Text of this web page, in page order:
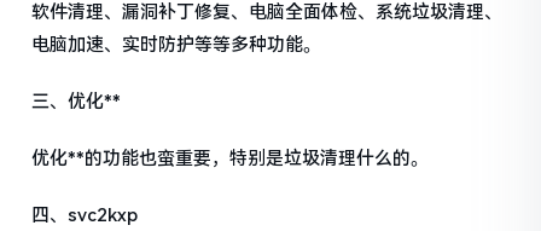
软件清理、漏洞补丁修复、电脑全面体检、系统垃圾清理、
电脑加速、实时防护等等多种功能。
三、优化**
优化**的功能也蛮重要，特别是垃圾清理什么的。
四、svc2kxp